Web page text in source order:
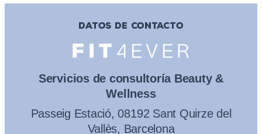
DATOS DE CONTACTO
Servicios de consultoría Beauty &
Wellness
Passeig Estació, 08192 Sant Quirze del
Vallès, Barcelona